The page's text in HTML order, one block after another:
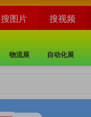
物流展 自动化展